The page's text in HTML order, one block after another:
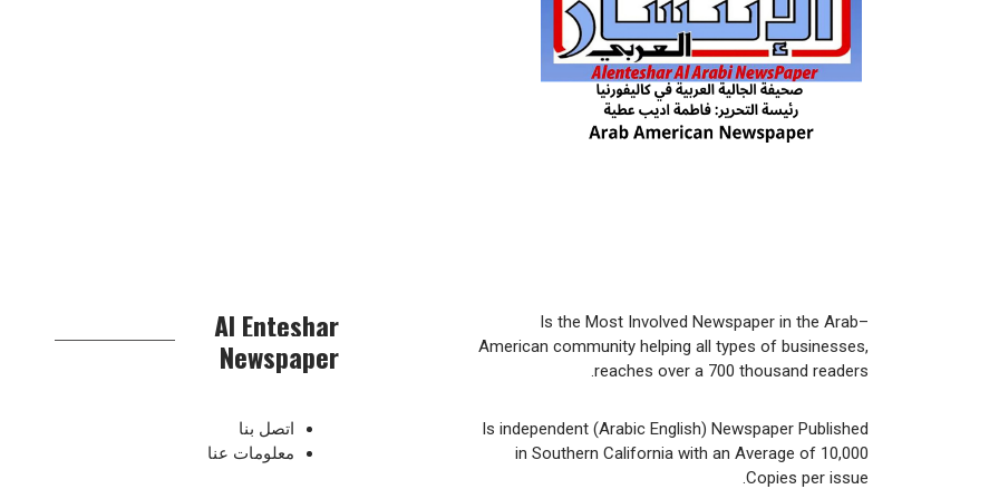
Is the Most Involved Newspaper in the Arab–
American community helping all types of businesses,
reaches over a 700 thousand readers.
Is independent (Arabic English) Newspaper Published
in Southern California with an Average of 10,000
Copies per issue.
Al Enteshar
Newspaper
اتصل بنا
معلومات عنا